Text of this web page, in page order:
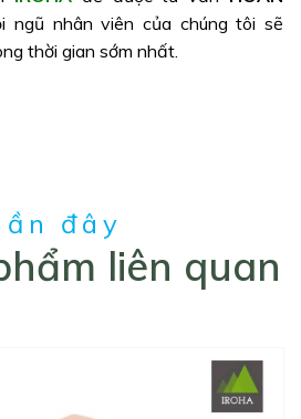
ngũ nhân viên của chúng tôi sẽ
thời gian sớm nhất.
đây
liên quan